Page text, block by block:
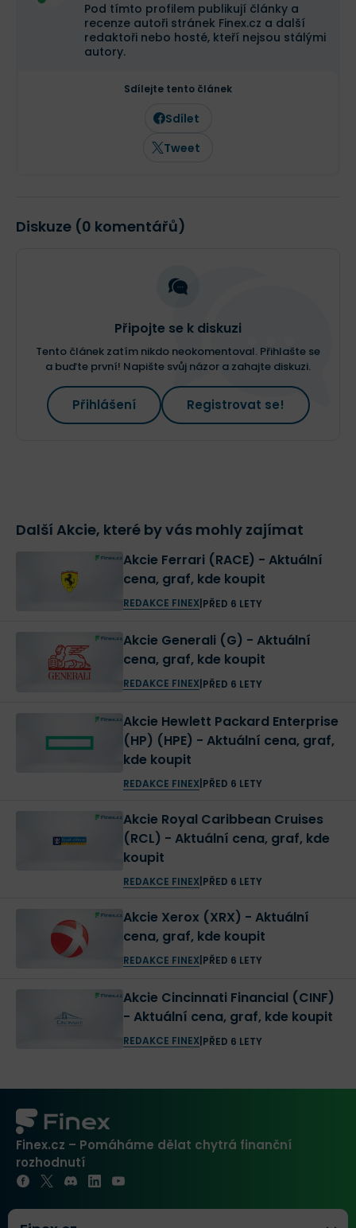
Pod tímto profilem publikují články a
recenze autoři stránek Finex.cz a další
redaktoři nebo hosté, kteří nejsou stálými
autory.
Sdílejte tento článek
Sdílet
Tweet
Diskuze (0 komentářů)
Připojte se k diskuzi
Tento článek zatím nikdo neokomentoval. Přihlašte se
a buďte první! Napište svůj názor a zahajte diskuzi.
Přihlášení Registrovat se!
Další Akcie, které by vás mohly zajímat
Akcie Ferrari (RACE) - Aktuální
cena, graf, kde koupit
REDAKCE FINEX| PŘED 6 LETY
Akcie Generali (G) - Aktuální
cena, graf, kde koupit
REDAKCE FINEX| PŘED 6 LETY
Akcie Hewlett Packard Enterprise
(HP) (HPE) - Aktuální cena, graf,
kde koupit
REDAKCE FINEX| PŘED 6 LETY
Akcie Royal Caribbean Cruises
(RCL) - Aktuální cena, graf, kde
koupit
REDAKCE FINEX| PŘED 6 LETY
Akcie Xerox (XRX) - Aktuální
cena, graf, kde koupit
REDAKCE FINEX| PŘED 6 LETY
Akcie Cincinnati Financial (CINF)
- Aktuální cena, graf, kde koupit
REDAKCE FINEX| PŘED 6 LETY
Finex.cz – Pomáháme dělat chytrá finanční
rozhodnutí